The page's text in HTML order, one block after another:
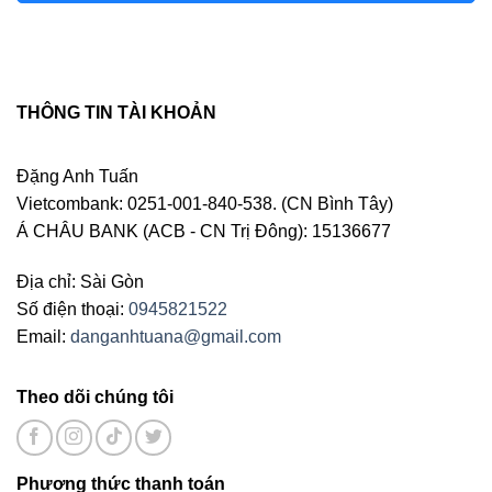
THÔNG TIN TÀI KHOẢN
Đặng Anh Tuấn
Vietcombank: 0251-001-840-538. (CN Bình Tây)
Á CHÂU BANK (ACB - CN Trị Đông): 15136677
Địa chỉ: Sài Gòn
Số điện thoại: 0945821522
Email: danganhtuana@gmail.com
Theo dõi chúng tôi
Phương thức thanh toán